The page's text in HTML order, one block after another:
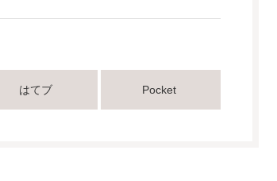
はてブ Pocket